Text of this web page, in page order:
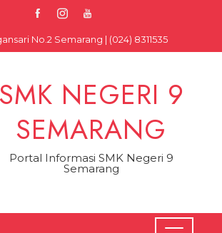
No.2 Semarang | (024) 8311535
SMK NEGERI 9
SEMARANG
Portal Informasi SMK Negeri 9
Semarang